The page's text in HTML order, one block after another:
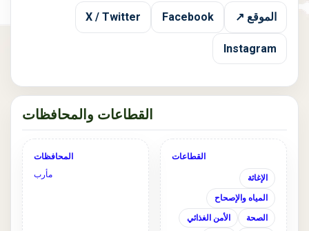
الموقع ↗ Facebook
X / Twitter
Instagram
القطاعات والمحافظات
القطاعات
الإغاثة
المياه والإصحاح
الصحة الأمن الغذائي
المحافظات
مأرب